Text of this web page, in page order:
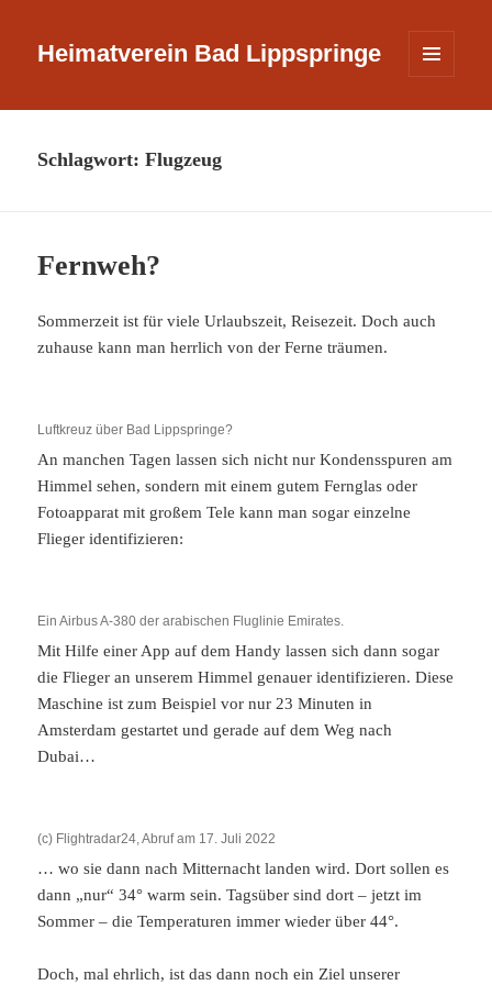
Heimatverein Bad Lippspringe
WIDGETS
Schlagwort:Flugzeug
Fernweh?
Sommerzeit ist für viele Urlaubszeit, Reisezeit. Doch auch
zuhause kann man herrlich von der Ferne träumen.
Luftkreuz über Bad Lippspringe?
An manchen Tagen lassen sich nicht nur Kondensspuren am
Himmel sehen, sondern mit einem gutem Fernglas oder
Fotoapparat mit großem Tele kann man sogar einzelne
Flieger identifizieren:
Ein Airbus A-380 der arabischen Fluglinie Emirates.
Mit Hilfe einer App auf dem Handy lassen sich dann sogar
die Flieger an unserem Himmel genauer identifizieren. Diese
Maschine ist zum Beispiel vor nur 23 Minuten in
Amsterdam gestartet und gerade auf dem Weg nach
Dubai…
(c) Flightradar24, Abruf am 17. Juli 2022
… wo sie dann nach Mitternacht landen wird. Dort sollen es
dann „nur“ 34° warm sein. Tagsüber sind dort – jetzt im
Sommer – die Temperaturen immer wieder über 44°.
Doch, mal ehrlich, ist das dann noch ein Ziel unserer